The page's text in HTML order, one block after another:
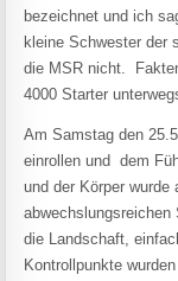
bezeichnet und ich
kleine Schwester der
die MSR nicht.
4000 Starter
Am Samstag den
einrollen und dem
und der Körper
die Landschaft,
Kontrollpunkte